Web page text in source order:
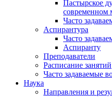
Пастырское
современном
Часто
Аспирантура
Часто
Аспиранту
Преподаватели
Расписание занятий
Часто задаваемые
Наука
Направления и